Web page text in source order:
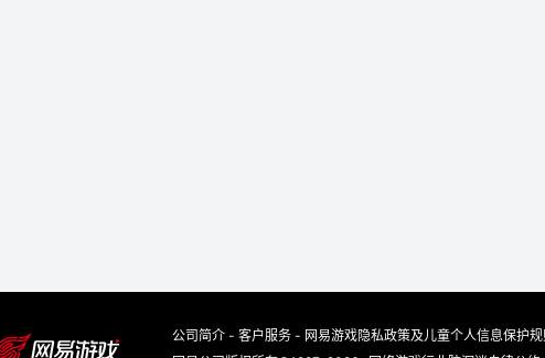
公司简介 - 客户服务 - 网易游戏隐私政策及儿童个人信息保护